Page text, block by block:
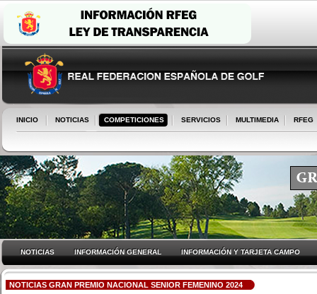
INICIO NOTICIAS COMPETICIONES SERVICIOS MULTIMEDIA RFEG
NOTICIAS INFORMACIÓN GENERAL INFORMACIÓN Y TARJETA CAMPO
NOTICIAS GRAN PREMIO NACIONAL SENIOR FEMENINO 2024